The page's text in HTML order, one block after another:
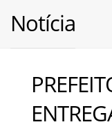
Notícia